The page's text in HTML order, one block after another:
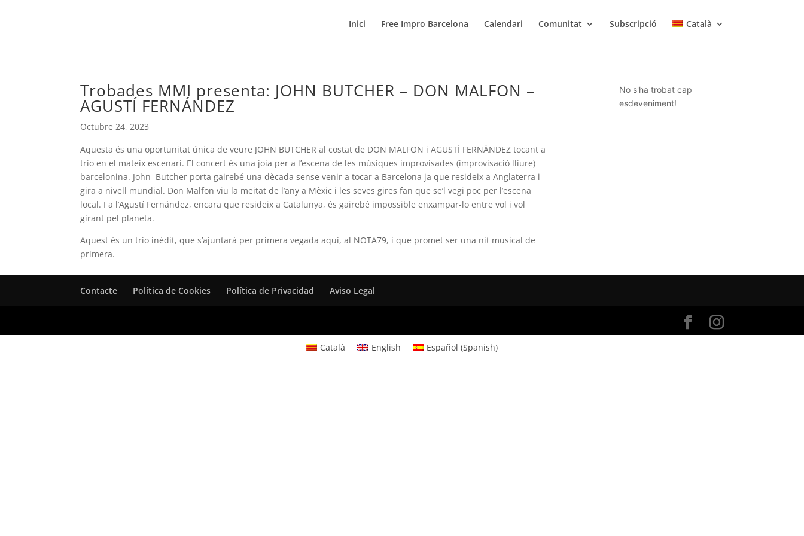
Inici Free Impro Barcelona Calendari Comunitat Subscripció Català
Trobades MMI presenta: JOHN BUTCHER – DON MALFON –
AGUSTÍ FERNÁNDEZ
Octubre 24, 2023
Aquesta és una oportunitat única de veure JOHN BUTCHER al costat de DON MALFON i AGUSTÍ FERNÁNDEZ tocant a
trio en el mateix escenari. El concert és una joia per a l’escena de les músiques improvisades (improvisació lliure)
barcelonina. John Butcher porta gairebé una dècada sense venir a tocar a Barcelona ja que resideix a Anglaterra i
gira a nivell mundial. Don Malfon viu la meitat de l’any a Mèxic i les seves gires fan que se’l vegi poc per l’escena
local. I a l’Agustí Fernández, encara que resideix a Catalunya, és gairebé impossible enxampar-lo entre vol i vol
girant pel planeta.
Aquest és un trio inèdit, que s’ajuntarà per primera vegada aquí, al NOTA79, i que promet ser una nit musical de
primera.
No s'ha trobat cap
esdeveniment!
Contacte Política de Cookies Política de Privacidad Aviso Legal
Català English Español (Spanish)